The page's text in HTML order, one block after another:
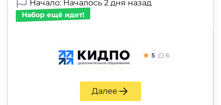
Начало: Началось 2 дня назад
Набор ещё идет!
5 6
Далее
детей
здоровье,
Психология